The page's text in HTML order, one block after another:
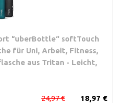
“uberBottle“ softTouch
für Uni, Arbeit, Fitness,
aus Tritan - Leicht,
18,97 €
24,97 €